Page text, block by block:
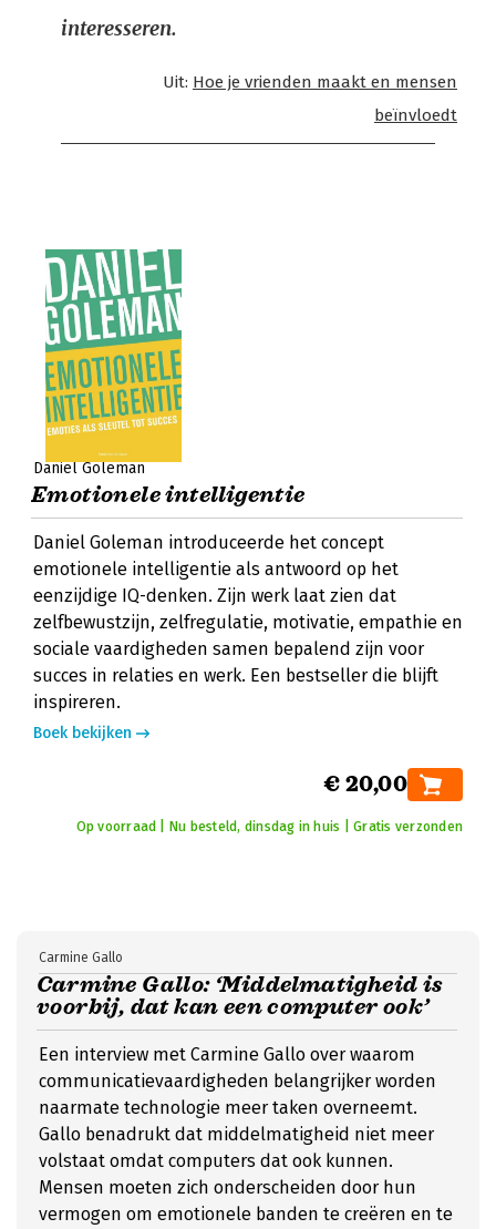
interesseren.
Uit: Hoe je vrienden maakt en mensen
beïnvloedt
Daniel Goleman
Emotionele intelligentie
Daniel Goleman introduceerde het concept
emotionele intelligentie als antwoord op het
eenzijdige IQ-denken. Zijn werk laat zien dat
zelfbewustzijn, zelfregulatie, motivatie, empathie en
sociale vaardigheden samen bepalend zijn voor
succes in relaties en werk. Een bestseller die blijft
inspireren.
Boek bekijken
€ 20,00
Op voorraad | Nu besteld, dinsdag in huis | Gratis verzonden
Carmine Gallo: ‘Middelmatigheid is
voorbij, dat kan een computer ook’
Carmine Gallo
Een interview met Carmine Gallo over waarom
communicatievaardigheden belangrijker worden
naarmate technologie meer taken overneemt.
Gallo benadrukt dat middelmatigheid niet meer
volstaat omdat computers dat ook kunnen.
Mensen moeten zich onderscheiden door hun
vermogen om emotionele banden te creëren en te